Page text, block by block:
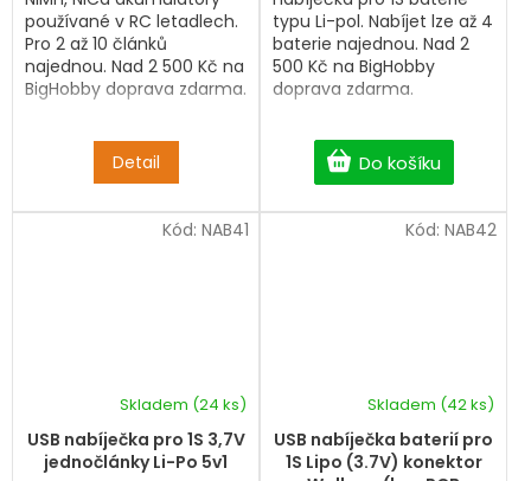
Detail
používané v RC letadlech.
Pro 2 až 10 článků
najednou. Nad 2 500 Kč na
BigHobby doprava zdarma.
Do košíku
typu Li-pol. Nabíjet lze až 4
baterie najednou. Nad 2
500 Kč na BigHobby
doprava zdarma.
USB nabíječka pro 1S 3,7V
jednočlánky Li-Po 5v1
Skladem (24 ks)
Kód: NAB41
USB nabíječka baterií pro
1S Lipo (3.7V) konektor
Skladem (42 ks)
Kód: NAB42